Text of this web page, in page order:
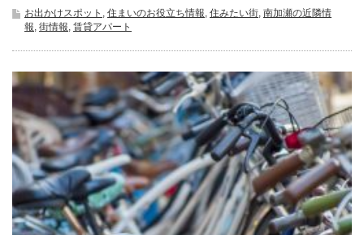
お出かけスポット , 住まいのお役立ち情報, 住みたい街, 南加瀬の近隣情
報, 街情報, 賃貸アパート